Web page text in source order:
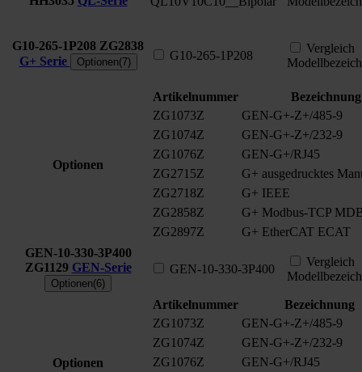
G10-265-1P208 ZG2838
G+ Serie
Optionen(7) G10-265-1P208
Vergleich
Optionen
Artikelnummer
Bezeichnung
ZG1073Z
GEN-G+-Z+/485-9
ZG1074Z
GEN-G+-Z+/232-9
ZG1076Z
GEN-G+/RJ45
ZG2715Z
G+ ausgedrucktes
ZG2718Z
G+ IEEE
ZG2858Z
G+ Modbus-TCP
ZG2897Z
G+ EtherCAT ECAT
GEN-10-330-3P400
ZG1129 GEN-Serie
Optionen(6)
GEN-10-330-3P400
Vergleich
Optionen
Artikelnummer
Bezeichnung
ZG1073Z
GEN-G+-Z+/485-9
ZG1074Z
GEN-G+-Z+/232-9
ZG1076Z
GEN-G+/RJ45